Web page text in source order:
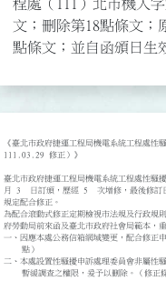
程處（111）北市機人
文；刪除第18點條文；
點條文；並自函頒日生
《臺北市政府捷運工程局機電系統工程處性
111.03.29 修正）》
臺北市政府捷運工程局機電系統工程處性
月 3  日訂頒，歷經 5  次增修，最後修
規定配合修正。
為配合滾動式修正定期檢視市法規及行政規
府勞動局前來函及臺北市政府社會局範本，
一、因應本處公務信箱網域變更，配合修正
二、本處設置性騷擾申訴處理委員會非屬性
暫緩調查之權限，爰予以刪除。（修正